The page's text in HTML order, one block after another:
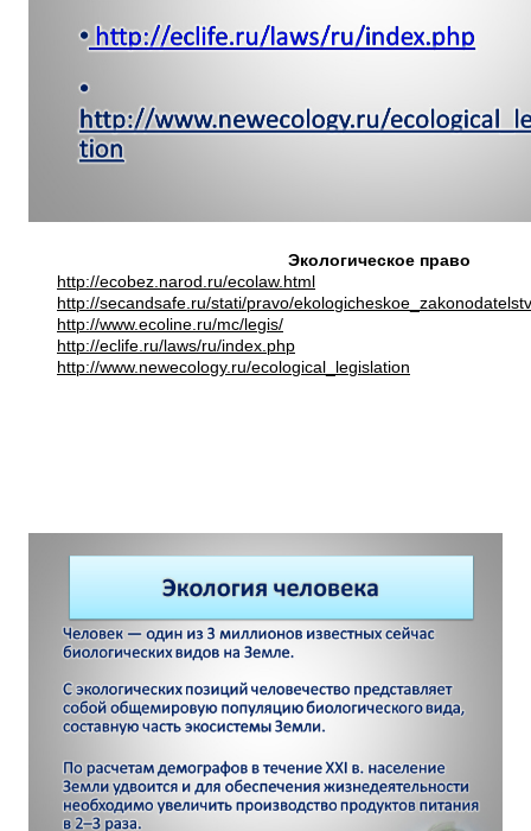
Экологическое право
http://ecobez.narod.ru/ecolaw.html
http://secandsafe.ru/stati/pravo/
http://www.ecoline.ru/mc/legis/
http://eclife.ru/laws/ru/index.php
http://www.newecology.ru/ecological_legislation